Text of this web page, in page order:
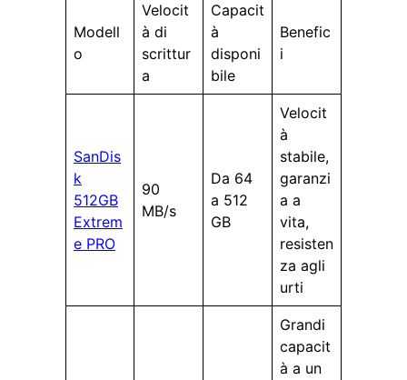
Modell
o
Velocit
à di
scrittur
a
Capacit
à
disponi
bile
Benefic
i
SanDis
k
512GB
Extrem
e PRO
90
MB/s
Da 64
a 512
GB
Velocit
à
stabile,
garanzi
a a
vita,
resisten
za agli
urti
Grandi
capacit
à a un